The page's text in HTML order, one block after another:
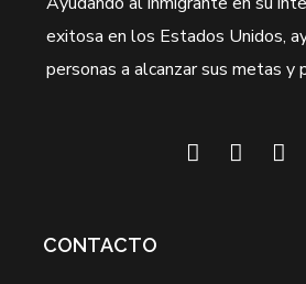
exitosa en los Estados Unidos,
personas a alcanzar sus metas y
CONTACTO